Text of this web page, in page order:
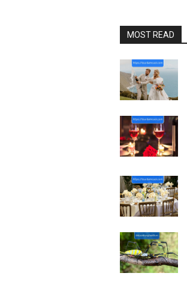
MOST READ